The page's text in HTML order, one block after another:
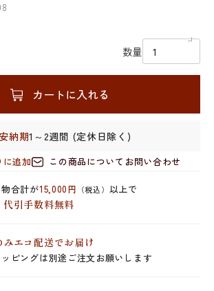
数量
カートに入れる
納期1～2週間 (定休日除く)
に追加 この商品についてお問い合わせ
合計が15,000円 （税込） 以上で
代引手数料無料
みエコ配送でお届け
ピングは別途ご注文お願いします